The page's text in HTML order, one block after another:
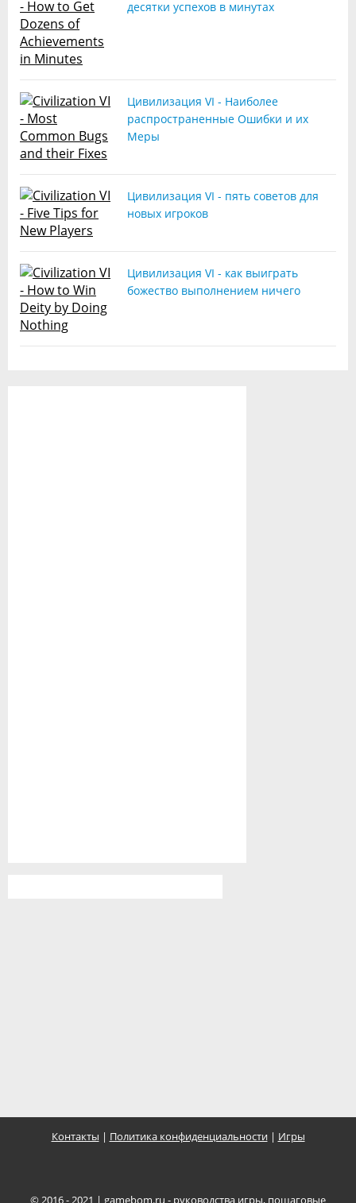
десятки успехов в минутах
Цивилизация VI - Наиболее
распространенные Ошибки и их
Меры
Цивилизация VI - пять советов для
новых игроков
Цивилизация VI - как выиграть
божество выполнением ничего
Контакты | Политика конфиденциальности| Игры
© 2016 - 2021 | gamebom.ru - руководства игры, пошаговые